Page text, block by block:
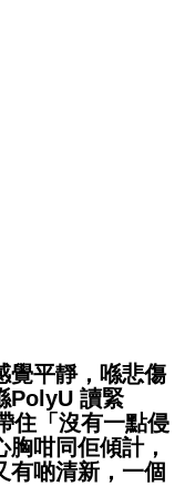
覺平靜，喺悲傷
PolyU 讀緊
住「沒有一點侵
咁同佢傾計，
有啲清新，一個